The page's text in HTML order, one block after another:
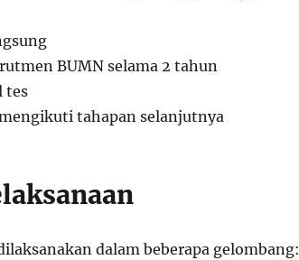
BUMN selama 2 tahun
tes
tahapan selanjutnya
dalam beberapa gelombang: